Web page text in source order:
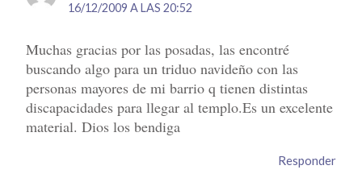
16/12/2009 A LAS 20:52
Muchas gracias por las posadas, las encontré
buscando algo para un triduo navideño con las
personas mayores de mi barrio q tienen distintas
discapacidades para llegar al templo.Es un excelente
material. Dios los bendiga
Responder